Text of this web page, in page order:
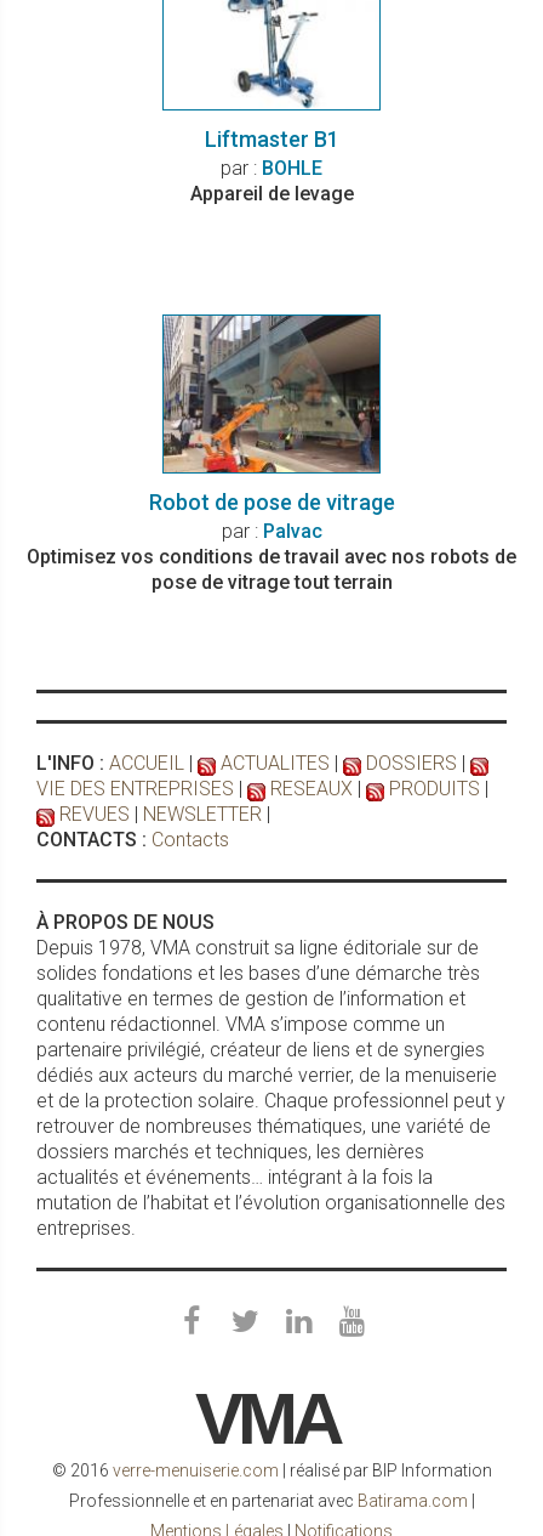
Liftmaster B1
par : BOHLE
Appareil de levage
Robot de pose de vitrage
par : Palvac
Optimisez vos conditions de travail avec nos robots de
pose de vitrage tout terrain
L'INFO : ACCUEIL | ACTUALITES | DOSSIERS |
VIE DES ENTREPRISES | RESEAUX | PRODUITS |
REVUES | NEWSLETTER |
CONTACTS : Contacts
À PROPOS DE NOUS
Depuis 1978, VMA construit sa ligne éditoriale sur de
solides fondations et les bases d’une démarche très
qualitative en termes de gestion de l’information et
contenu rédactionnel. VMA s’impose comme un
partenaire privilégié, créateur de liens et de synergies
dédiés aux acteurs du marché verrier, de la menuiserie
et de la protection solaire. Chaque professionnel peut y
retrouver de nombreuses thématiques, une variété de
dossiers marchés et techniques, les dernières
actualités et événements… intégrant à la fois la
mutation de l’habitat et l’évolution organisationnelle des
entreprises.
VMA
© 2016 verre-menuiserie.com | réalisé par BIP Information
Professionnelle et en partenariat avec Batirama.com
Mentions Légales
Notifications